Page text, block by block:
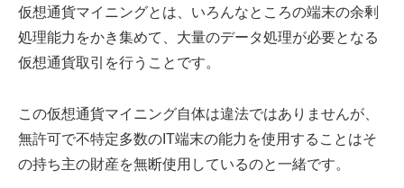
仮想通貨マイニングとは、いろんなところの端末の余剰
処理能力をかき集めて、大量のデータ処理が必要となる
仮想通貨取引を行うことです。
この仮想通貨マイニング自体は違法ではありませんが、
無許可で不特定多数のIT端末の能力を使用することはそ
の持ち主の財産を無断使用しているのと一緒です。